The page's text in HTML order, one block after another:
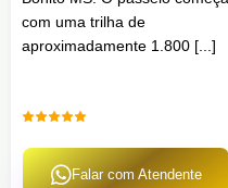
com uma trilha de
aproximadamente 1.800 [...]
Falar com Atendente